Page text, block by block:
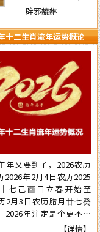
辟邪貔貅
十二生肖流年运势概论
年又要到了，2026农历
2026年2月4日农历2025
七己酉日立春开始至
2月3日农历腊月廿七癸
2026年注定是个更不平
，本年国际形势会更加动
【详情】